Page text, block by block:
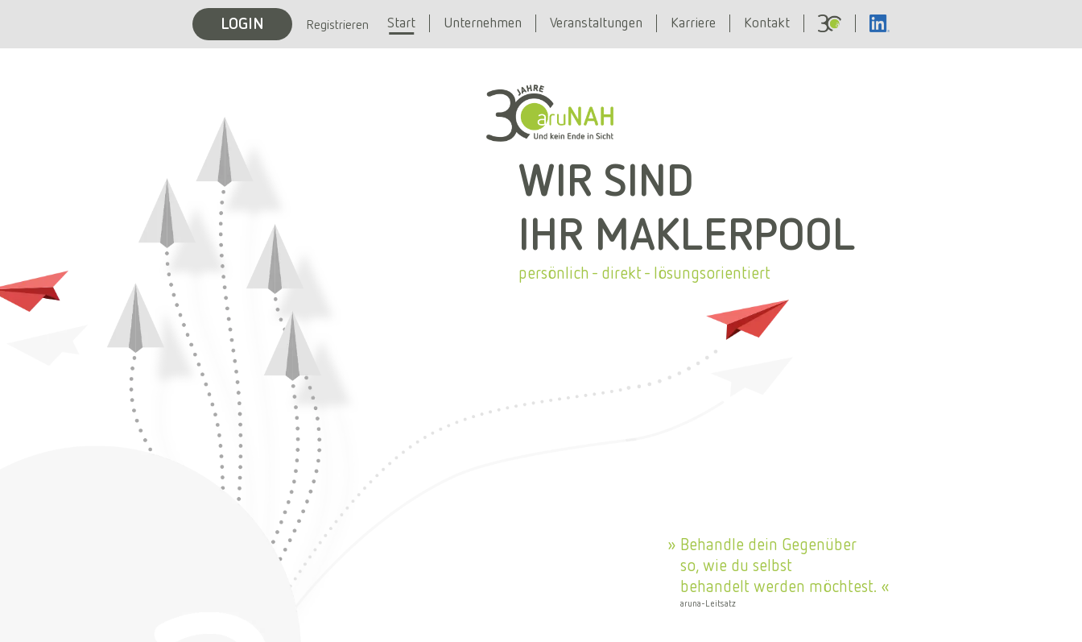
LOGIN Registrieren Start Unternehmen Veranstaltungen Karriere Kontakt
WIR SIND
IHR MAKLERPOOL
persönlich - direkt - lösungsorientiert
Behandle dein Gegenüber
so, wie du selbst
behandelt werden möchtest.
aruna-Leitsatz